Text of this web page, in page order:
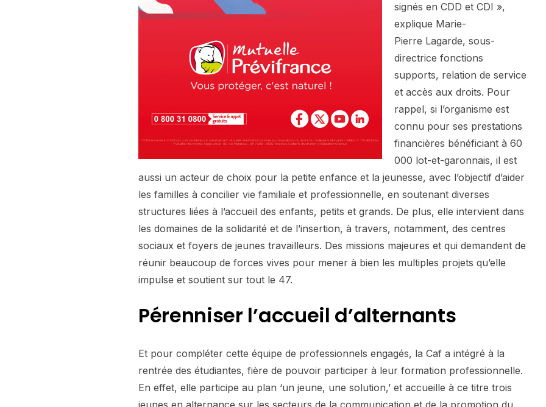
signés en CDD et CDI »,
explique Marie-
Pierre Lagarde, sous-
directrice fonctions
supports, relation de service
et accès aux droits. Pour
rappel, si l’organisme est
connu pour ses prestations
financières bénéficiant à 60
000 lot-et-garonnais, il est
aussi un acteur de choix pour la petite enfance et la jeunesse, avec l’objectif d’aider
les familles à concilier vie familiale et professionnelle, en soutenant diverses
structures liées à l’accueil des enfants, petits et grands. De plus, elle intervient dans
les domaines de la solidarité et de l’insertion, à travers, notamment, des centres
sociaux et foyers de jeunes travailleurs. Des missions majeures et qui demandent de
réunir beaucoup de forces vives pour mener à bien les multiples projets qu’elle
impulse et soutient sur tout le 47.
Pérenniser l’accueil d’alternants
Et pour compléter cette équipe de professionnels engagés, la Caf a intégré à la
rentrée des étudiantes, fière de pouvoir participer à leur formation professionnelle.
En effet, elle participe au plan ‘un jeune, une solution,’ et accueille à ce titre trois